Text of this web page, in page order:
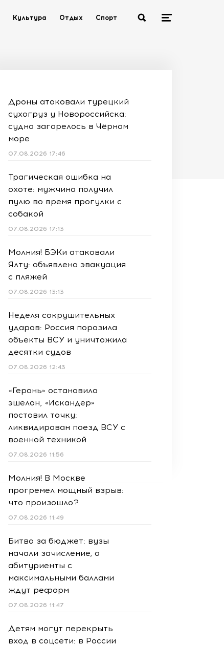
Культура Отдых Спорт
Дроны атаковали турецкий
сухогруз у Новороссийска:
судно загорелось в Чёрном
море
07.08.2026 17:46
Трагическая ошибка на
охоте: мужчина получил
пулю во время прогулки с
собакой
07.08.2026 17:13
Молния! БЭКи атаковали
Ялту: объявлена эвакуация
с пляжей
07.08.2026 13:13
Неделя сокрушительных
ударов: Россия поразила
объекты ВСУ и уничтожила
десятки судов
07.08.2026 12:43
«Герань» остановила
эшелон, «Искандер»
поставил точку:
ликвидирован поезд ВСУ с
военной техникой
07.08.2026 11:56
Молния! В Москве
прогремел мощный взрыв:
что произошло?
07.08.2026 11:49
Битва за бюджет: вузы
начали зачисление, а
абитуриенты с
максимальными баллами
ждут реформ
07.08.2026 11:47
Детям могут перекрыть
вход в соцсети: в России